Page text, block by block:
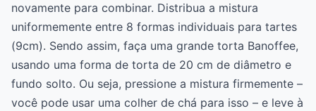
novamente para combinar. Distribua a mistura
uniformemente entre 8 formas individuais para tartes
(9cm). Sendo assim, faça uma grande torta Banoffee,
usando uma forma de torta de 20 cm de diâmetro e
fundo solto. Ou seja, pressione a mistura firmemente –
você pode usar uma colher de chá para isso – e leve à